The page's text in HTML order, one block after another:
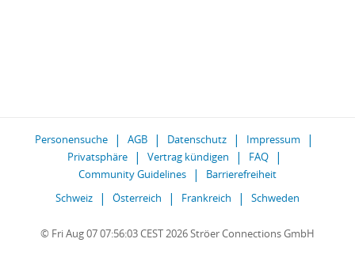
Personensuche AGB Datenschutz
Impressum
Privatsphäre
Vertrag kündigen
FAQ
Community Guidelines
Barrierefreiheit
Schweiz
Österreich Frankreich Schweden
© Fri Aug 07 07:56:03 CEST 2026 Ströer Connections GmbH